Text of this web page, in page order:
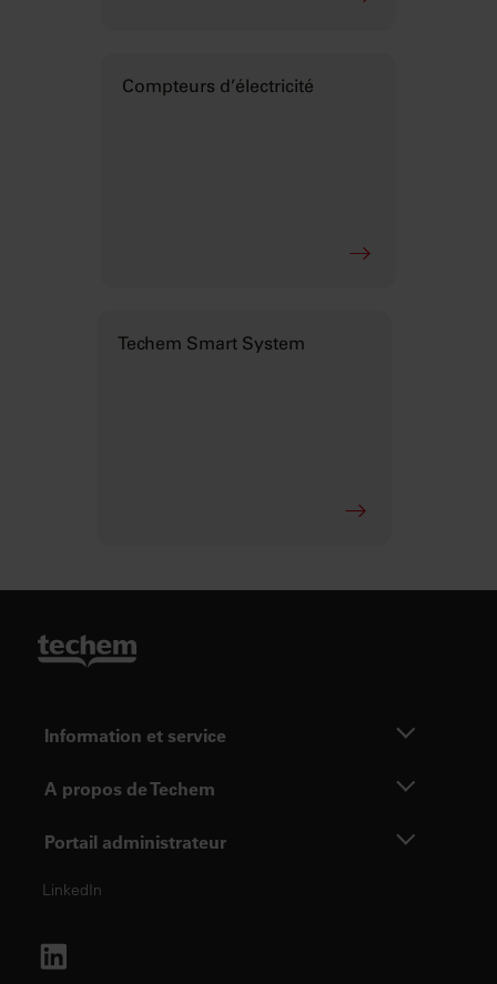
Compteurs d’électricité
Techem Smart System
Information et service
A propos de Techem
Portail administrateur
LinkedIn